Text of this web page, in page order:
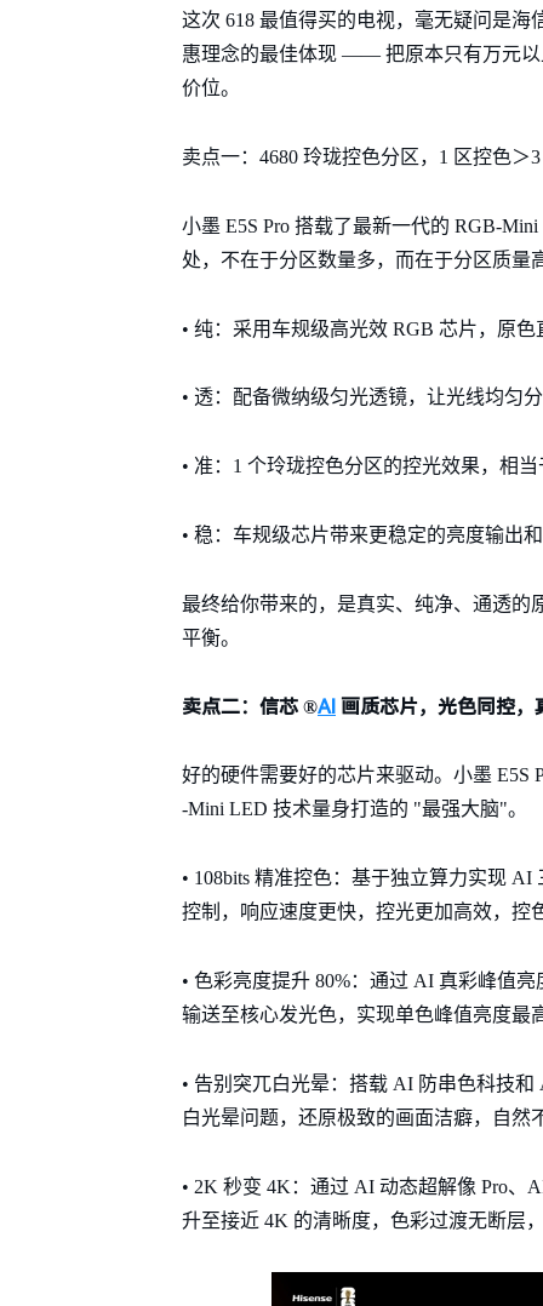
这次 618 最值得买的电视，毫无疑问是海
惠理念的最佳体现 —— 把原本只有万元
价位。
卖点一：4680 玲珑控色分区，1 区控色＞
小墨 E5S Pro 搭载了最新一代的 RGB-
处，不在于分区数量多，而在于分区质量
• 纯：采用车规级高光效 RGB 芯片，原
• 透：配备微纳级匀光透镜，让光线均匀
• 准：1 个玲珑控色分区的控光效果，相
• 稳：车规级芯片带来更稳定的亮度输出
最终给你带来的，是真实、纯净、通透的
平衡。
卖点二：信芯 ®AI 画质芯片，光色同控，
好的硬件需要好的芯片来驱动。小墨 E5S
-Mini LED 技术量身打造的 "最强大脑"。
• 108bits 精准控色：基于独立算力实现
控制，响应速度更快，控光更加高效，控
• 色彩亮度提升 80%：通过 AI 真彩峰值
输送至核心发光色，实现单色峰值亮度最
• 告别突兀白光晕：搭载 AI 防串色科技
白光晕问题，还原极致的画面洁癖，自然
• 2K 秒变 4K：通过 AI 动态超解像 Pro
升至接近 4K 的清晰度，色彩过渡无断层